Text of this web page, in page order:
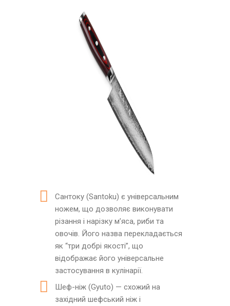
Сантоку (Santoku) є універсальним
ножем, що дозволяє виконувати
різання і нарізку м’яса, риби та
овочів. Його назва перекладається
як “три добрі якості”, що
відображає його універсальне
застосування в кулінарії.
Шеф-ніж (Gyuto) — схожий на
західний шефський ніж і